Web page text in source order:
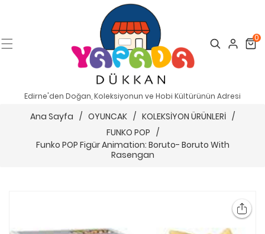
Search Cart
0
Edirne'den Doğan, Koleksiyonun ve Hobi Kültürünün Adresi
Ana Sayfa / OYUNCAK / KOLEKSİYON ÜRÜNLERİ /
FUNKO POP /
Funko POP Figür Animation: Boruto- Boruto With
Rasengan